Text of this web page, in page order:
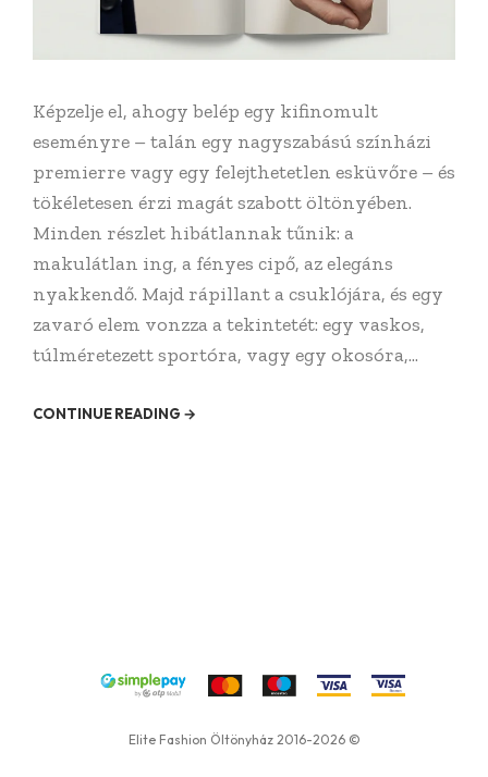
Képzelje el, ahogy belép egy kifinomult
eseményre – talán egy nagyszabású színházi
premierre vagy egy felejthetetlen esküvőre – és
tökéletesen érzi magát szabott öltönyében.
Minden részlet hibátlannak tűnik: a
makulátlan ing, a fényes cipő, az elegáns
nyakkendő. Majd rápillant a csuklójára, és egy
zavaró elem vonzza a tekintetét: egy vaskos,
túlméretezett sportóra, vagy egy okosóra,...
CONTINUE READING →
Elite Fashion Öltönyház 2016-2026 ©